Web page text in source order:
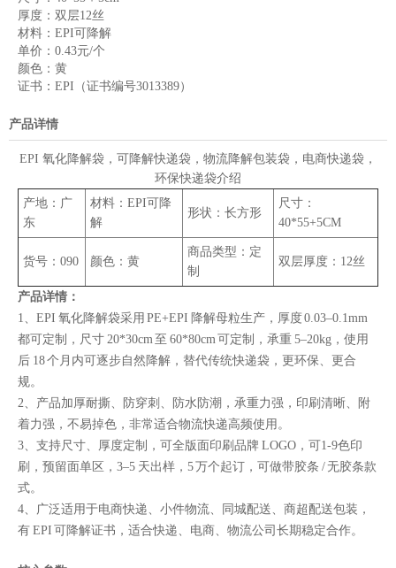
厚度： 双层12丝
材料： EPI可降解
单价： 0.43元/个
颜色： 黄
证书： EPI（证书编号3013389）
产品详情
EPI 氧化降解袋，可降解快递袋，物流降解包装袋，电商快递袋，
环保快递袋介绍
产地：广
东
材料：EPI可降
解
形状：长方形
尺寸：
40*55+5CM
货号：090 颜色：黄
商品类型：定
制
双层厚度：12丝
产品详情：
1、EPI 氧化降解袋采用 PE+EPI 降解母粒生产，厚度 0.03–0.1mm
都可定制，尺寸 20*30cm 至 60*80cm 可定制，承重 5–20kg，使用
后 18 个月内可逐步自然降解，替代传统快递袋，更环保、更合
规。
2、产品加厚耐撕、防穿刺、防水防潮，承重力强，印刷清晰、附
着力强，不易掉色，非常适合物流快递高频使用。
3、支持尺寸、厚度定制，可全版面印刷品牌 LOGO，可1-9色印
刷，预留面单区，3–5 天出样，5 万个起订，可做带胶条 / 无胶条款
式。
4、广泛适用于电商快递、小件物流、同城配送、商超配送包装，
有 EPI 可降解证书，适合快递、电商、物流公司长期稳定合作。